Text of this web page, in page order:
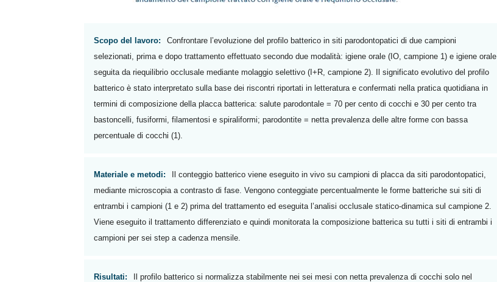
Scopo del lavoro:
Confrontare l’evoluzione del profilo batterico in siti parodontopatici di due campioni
selezionati, prima e dopo trattamento effettuato secondo due modalità: igiene orale (IO, campione 1) e igiene orale
seguita da riequilibrio occlusale mediante molaggio selettivo (I+R, campione 2). Il significato evolutivo del profilo
batterico è stato interpretato sulla base dei riscontri riportati in letteratura e confermati nella pratica quotidiana in
termini di composizione della placca batterica: salute parodontale = 70 per cento di cocchi e 30 per cento tra
bastoncelli, fusiformi, filamentosi e spiraliformi; parodontite = netta prevalenza delle altre forme con bassa
percentuale di cocchi (1).
Materiale e metodi:
Il conteggio batterico viene eseguito in vivo su campioni di placca da siti parodontopatici,
mediante microscopia a contrasto di fase. Vengono conteggiate percentualmente le forme batteriche sui siti di
entrambi i campioni (1 e 2) prima del trattamento ed eseguita l’analisi occlusale statico-dinamica sul campione 2.
Viene eseguito il trattamento differenziato e quindi monitorata la composizione batterica su tutti i siti di entrambi i
campioni per sei step a cadenza mensile.
Risultati:
Il profilo batterico si normalizza stabilmente nei sei mesi con netta prevalenza di cocchi solo nel